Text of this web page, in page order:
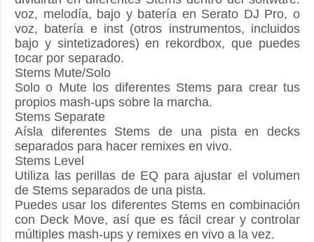
voz, melodía, bajo y batería en Serato DJ Pro, o
voz, batería e inst (otros instrumentos, incluidos
bajo y sintetizadores) en rekordbox, que puedes
tocar por separado.
Stems Mute/Solo
Solo o Mute los diferentes Stems para crear tus
propios mash-ups sobre la marcha.
Stems Separate
Aísla diferentes Stems de una pista en decks
separados para hacer remixes en vivo.
Stems Level
Utiliza las perillas de EQ para ajustar el volumen
de Stems separados de una pista.
Puedes usar los diferentes Stems en combinación
con Deck Move, así que es fácil crear y controlar
múltiples mash-ups y remixes en vivo a la vez.